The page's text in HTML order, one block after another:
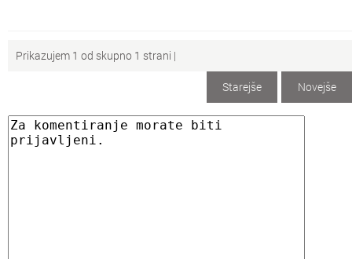
Prikazujem 1 od skupno 1 strani |
Novejše
Starejše